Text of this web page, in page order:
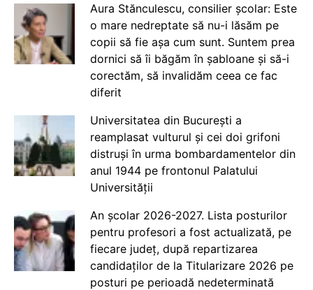
Aura Stănculescu, consilier școlar: Este
o mare nedreptate să nu-i lăsăm pe
copii să fie așa cum sunt. Suntem prea
dornici să îi băgăm în șabloane și să-i
corectăm, să invalidăm ceea ce fac
diferit
Universitatea din București a
reamplasat vulturul și cei doi grifoni
distruși în urma bombardamentelor din
anul 1944 pe frontonul Palatului
Universității
An școlar 2026-2027. Lista posturilor
pentru profesori a fost actualizată, pe
fiecare județ, după repartizarea
candidaților de la Titularizare 2026 pe
posturi pe perioadă nedeterminată